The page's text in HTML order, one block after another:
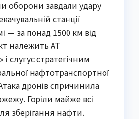
оборони завдали удару
станції
— за понад 1500 км від
належить АТ
слугує стратегічним
нафтотранспортної
дронів спричинила
Горіли майже всі
зберігання нафти.